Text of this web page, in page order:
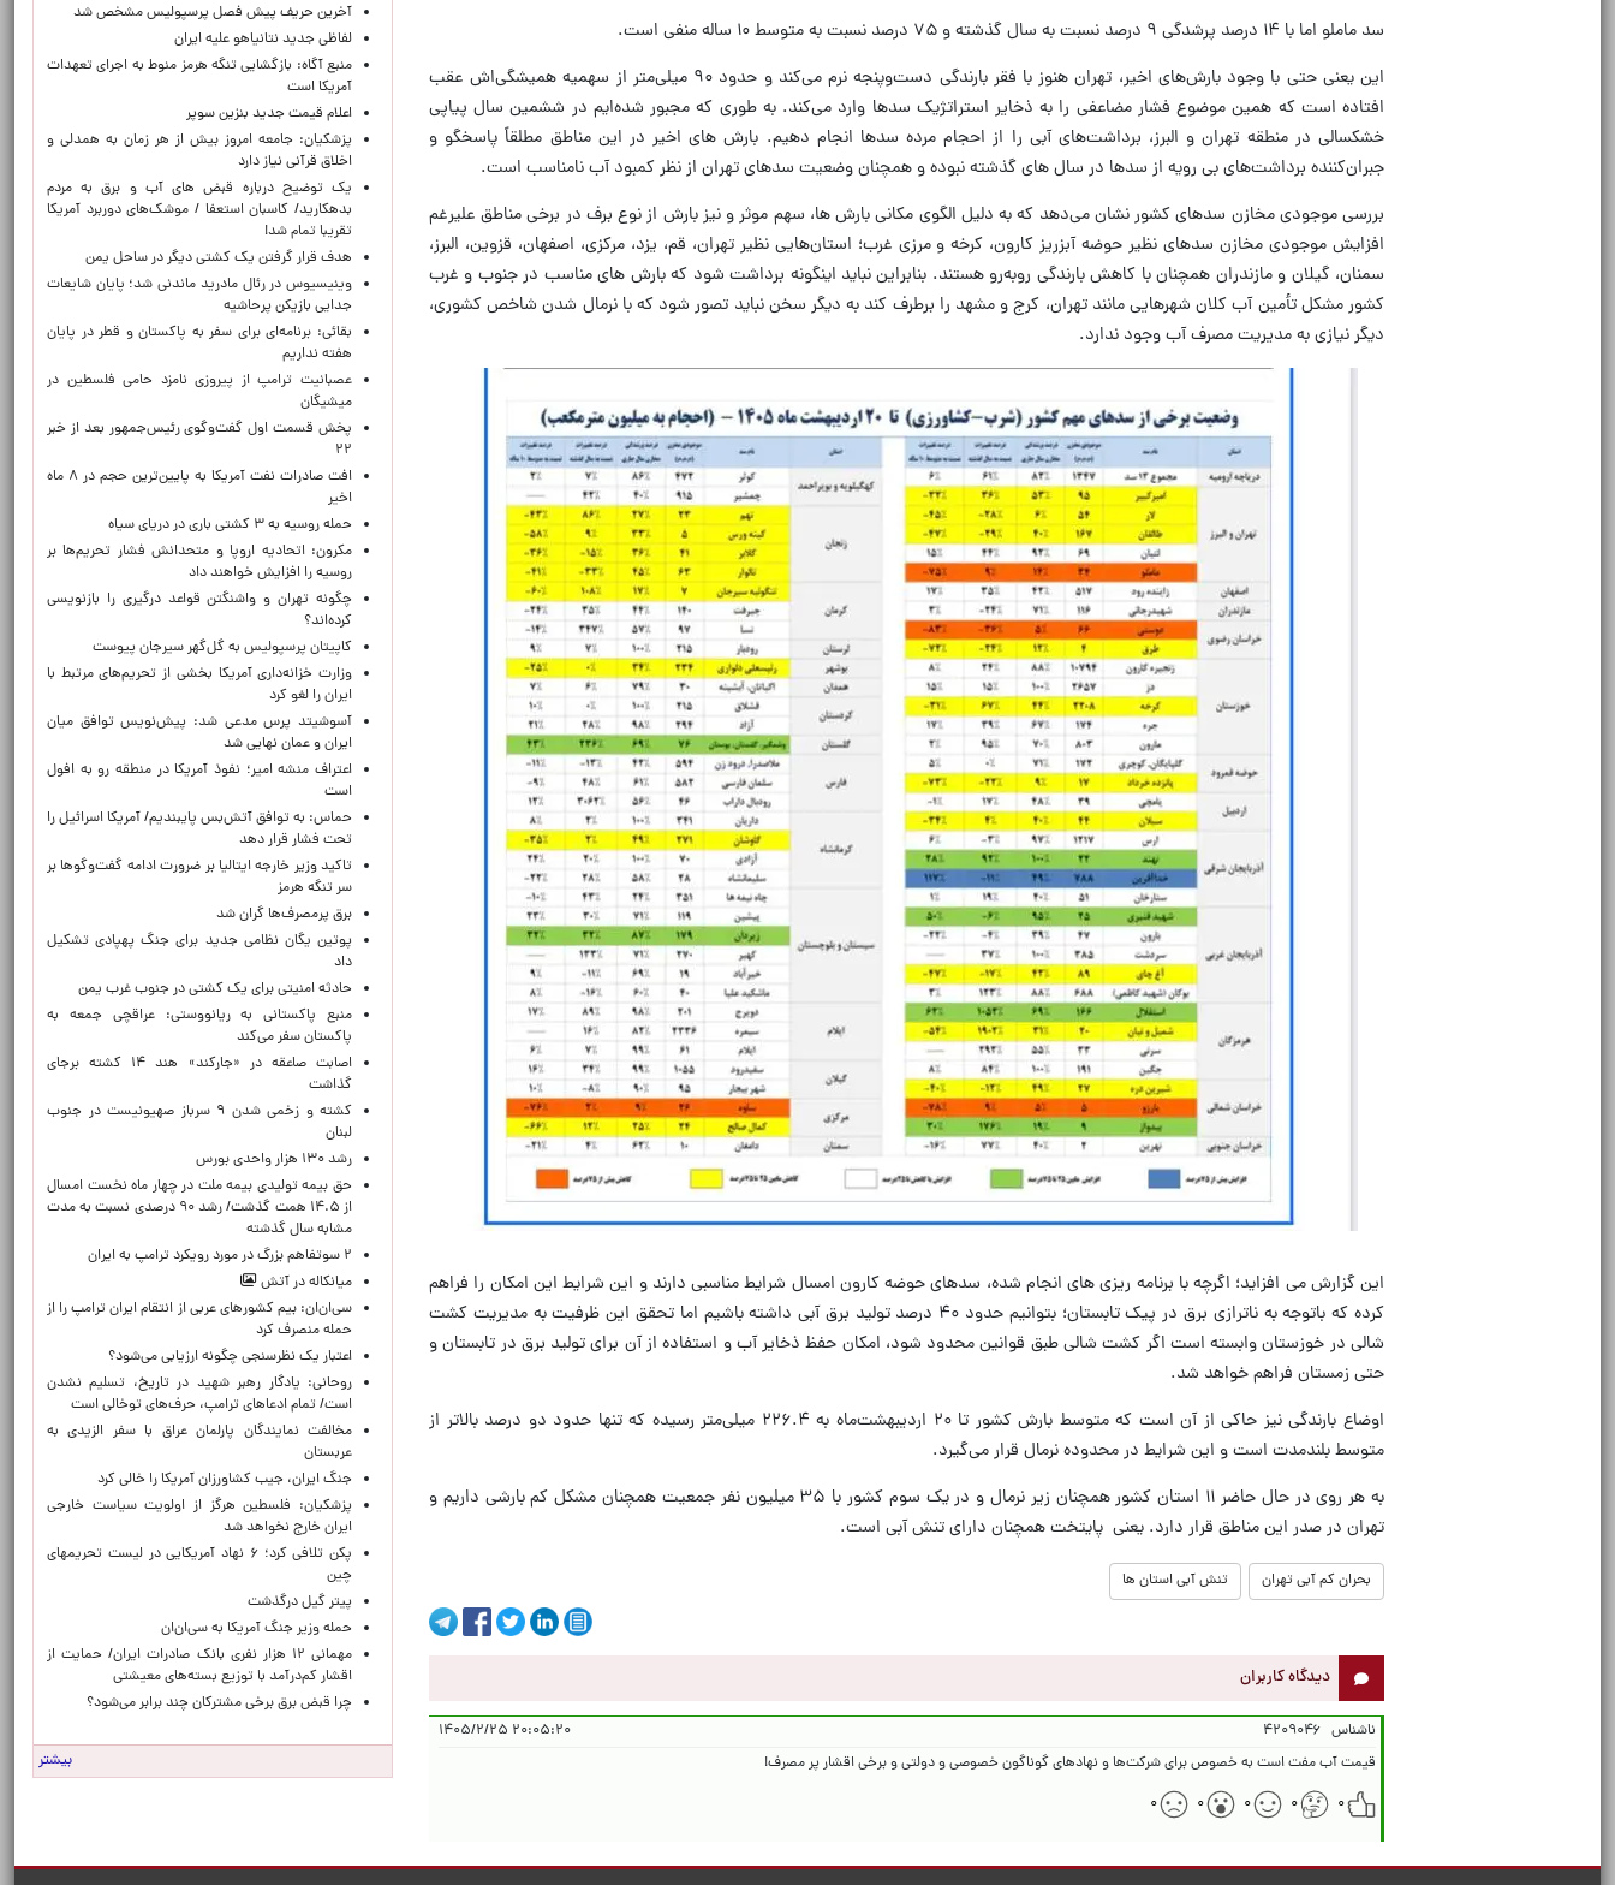
سد ماملو اما با ۱۴ درصد پرشدگی ۹ درصد نسبت به سال گذشته و ۷۵ درصد نسبت به متوسط ۱۰ ساله منفی است.
این یعنی حتی با وجود بارش‌های اخیر، تهران هنوز با فقر بارندگی دست‌وپنجه نرم می‌کند و حدود ۹۰ میلی‌متر از سهمیه همیشگی‌اش عقب
افتاده است که همین موضوع فشار مضاعفی را به ذخایر استراتژیک سدها وارد می‌‌کند. به طوری که مجبور شده‌‌ایم در ششمین سال پیاپی
خشکسالی در منطقه تهران و البرز، برداشت‌‌های آبی را از احجام مرده سدها انجام دهیم. بارش‌ های اخیر در این مناطق مطلقاً پاسخگو و
جبران‌کننده برداشت‌‌های بی‌ رویه از سدها در سال‌ های گذشته نبوده و همچنان وضعیت سدهای تهران از نظر کمبود آب نامناسب است.
بررسی موجودی مخازن سدهای کشور نشان می‌دهد که به دلیل الگوی مکانی بارش ها، سهم موثر و نیز بارش از نوع برف در برخی مناطق علیرغم
افزایش موجودی مخازن سدهای نظیر حوضه آبزریز کارون، کرخه و مرزی غرب؛ استان‌هایی نظیر تهران، قم، یزد، مرکزی، اصفهان، قزوین، البرز،
سمنان، گیلان و مازندران همچنان با کاهش بارندگی روبه‌رو هستند. بنابراین نباید اینگونه برداشت شود که بارش‌ های مناسب در جنوب و غرب
کشور مشکل تأمین آب کلان‌ شهرهایی مانند تهران، کرج و مشهد را برطرف کند به دیگر سخن نباید تصور شود که با نرمال شدن شاخص کشوری،
دیگر نیازی به مدیریت مصرف آب وجود ندارد.
این گزارش می افزاید؛ اگرچه با برنامه‌ ریزی‌ های انجام شده، سدهای حوضه کارون امسال شرایط مناسبی دارند و این شرایط این امکان را فراهم
کرده که باتوجه به ناترازی برق در پیک تابستان؛ بتوانیم حدود ۴۰ درصد تولید برق‌ آبی داشته باشیم اما تحقق این ظرفیت به مدیریت کشت
شالی در خوزستان وابسته است اگر کشت شالی طبق قوانین محدود شود، امکان حفظ ذخایر آب و استفاده از آن برای تولید برق در تابستان و
حتی زمستان فراهم خواهد شد.
اوضاع بارندگی نیز حاکی از آن است که متوسط بارش کشور تا ۲۰ اردیبهشت‌ماه به ۲۲۶.۴ میلی‌متر رسیده که تنها حدود دو درصد بالاتر از
متوسط بلندمدت است و این شرایط در محدوده نرمال قرار می‌گیرد.
به هر روی در حال حاضر ۱۱ استان کشور همچنان زیر نرمال و در یک سوم کشور با ۳۵ میلیون نفر جمعیت همچنان مشکل کم بارشی داریم و
تهران در صدر این مناطق قرار دارد. یعنی پایتخت همچنان دارای تنش آبی است.
بحران کم آبی تهران تنش آبی استان ها
دیدگاه کاربران
ناشناس ۴۲۰۹۰۴۶
۲۰:۰۵:۲۰ ۱۴۰۵/۲/۲۵
قیمت آب مفت است به خصوص برای شرکت‌ها و نهادهای گوناگون خصوصی و دولتی و برخی اقشار پر مصرف!
۰
۰ ۰ ۰ ۰
آخرین حریف پیش فصل پرسپولیس مشخص شد
لفاظی جدید نتانیاهو علیه ایران
منبع آگاه: بازگشایی تنگه هرمز منوط به اجرای تعهدات
آمریکا است
اعلام قیمت جدید بنزین سوپر
پزشکیان: جامعه امروز بیش از هر زمان به همدلی و
اخلاق قرآنی نیاز دارد
یک توضیح درباره قبض های آب و برق به مردم
بدهکارید/ کاسبان استعفا / موشک‌های دوربرد آمریکا
تقریبا تمام شد!
هدف قرار گرفتن یک کشتی دیگر در ساحل یمن
وینیسیوس در رئال مادرید ماندنی شد؛ پایان شایعات
جدایی بازیکن پرحاشیه
بقائی: برنامه‌ای برای سفر به پاکستان و قطر در پایان
هفته نداریم
عصبانیت ترامپ از پیروزی نامزد حامی فلسطین در
میشیگان
پخش قسمت اول گفت‌وگوی رئیس‌جمهور بعد از خبر
۲۲
افت صادرات نفت آمریکا به پایین‌ترین حجم در ۸ ماه
اخیر
حمله روسیه به ۳ کشتی باری در دریای سیاه
مکرون: اتحادیه اروپا و متحدانش فشار تحریم‌ها بر
روسیه را افزایش خواهند داد
چگونه تهران و واشنگتن قواعد درگیری را بازنویسی
کرده‌اند؟
کاپیتان پرسپولیس به گل‌گهر سیرجان پیوست
وزارت خزانه‌داری آمریکا بخشی از تحریم‌های مرتبط با
ایران را لغو کرد
آسوشیتد پرس مدعی شد: پیش‌نویس توافق میان
ایران و عمان نهایی شد
اعتراف منشه امیر؛ نفوذ آمریکا در منطقه رو به افول
است
حماس: به توافق آتش‌بس پایبندیم/ آمریکا اسرائیل را
تحت فشار قرار دهد
تاکید وزیر خارجه ایتالیا بر ضرورت ادامه گفت‌وگوها بر
سر تنگه هرمز
برق پرمصرف‌ها گران شد
پوتین یگان نظامی جدید برای جنگ پهپادی تشکیل
داد
حادثه امنیتی برای یک کشتی در جنوب غرب یمن
منبع پاکستانی به ریانووستی: عراقچی جمعه به
پاکستان سفر می‌کند
اصابت صاعقه در «جارکند» هند ۱۴ کشته برجای
گذاشت
کشته و زخمی شدن ۹ سرباز صهیونیست در جنوب
لبنان
رشد ۱۳۰ هزار واحدی بورس
حق بیمه تولیدی بیمه ملت در چهار ماه نخست امسال
از ۱۴.۵ همت گذشت/ رشد ۹۰ درصدی نسبت به مدت
مشابه سال گذشته
۲ سوتفاهم بزرگ در مورد رویکرد ترامپ به ایران
میانکاله در آتش
سی‌ان‌ان: بیم کشورهای عربی از انتقام ایران ترامپ را از
حمله منصرف کرد
اعتبار یک نظرسنجی چگونه ارزیابی می‌شود؟
روحانی: یادگار رهبر شهید در تاریخ، تسلیم نشدن
است/ تمام ادعاهای ترامپ، حرف‌های توخالی است
مخالفت نمایندگان پارلمان عراق با سفر الزیدی به
عربستان
جنگ ایران، جیب کشاورزان آمریکا را خالی کرد
پزشکیان: فلسطین هرگز از اولویت سیاست خارجی
ایران خارج نخواهد شد
پکن تلافی کرد؛ ۶ نهاد آمریکایی در لیست تحریمهای
چین
پیتر گیل درگذشت
حمله وزیر جنگ آمریکا به سی‌ان‌ان
مهمانی ۱۲ هزار نفری بانک صادرات ایران/ حمایت از
اقشار کم‌درآمد با توزیع بسته‌های معیشتی
چرا قبض برق برخی مشترکان چند برابر می‌شود؟
بیشتر